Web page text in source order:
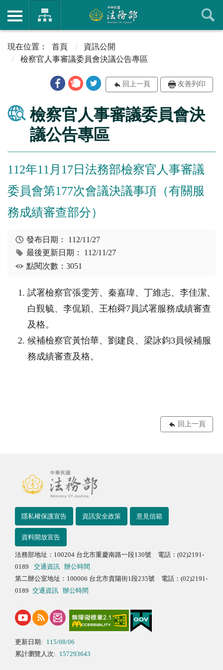
首頁
資訊公開
檢察官人事審議委員會決議公告專區
回上一頁 友善列印
檢察官人事審議委員會決
議公告專區
112年11月17日法務部檢察官人事審議
委員會第177次會議決議事項（有關服
務成績審查部分）
發布日期： 112/11/27
最後更新日期： 112/11/27
點閱次數：3051
試署檢察官張雯芳、秦嘉瑋、丁維志、李佳潔、
白覲毓、李侃穎、王柏舜7員試署服務成績審查
及格。
候補檢察官黃怡華、劉建良、梁詠鈞3員候補服
務成績審查及格。
回上一頁
隱私權保護宣告 資訊安全政策 意見信箱
資料開放宣告
法務部地址：100204 台北市重慶南路一段130號 電話：(02)2191-
0189
交通資訊
辦公時間
第二辦公室地址：100006 台北市貴陽街1段235號 電話：(02)2191-
0189 交通資訊 辦公時間
更新日期: 115/08/06
累計瀏覽人次: 157293643